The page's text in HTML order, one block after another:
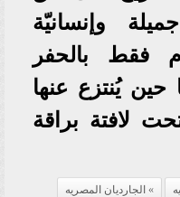
وإنسانيّة
فقط بالحفر
حين يُنتزع عنها
لافتة براقة
الجارديان المصريه